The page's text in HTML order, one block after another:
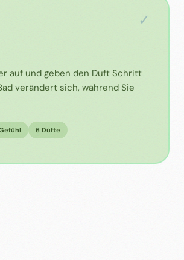
✓
auf und geben den Duft Schritt
verändert sich, während Sie
6 Düfte